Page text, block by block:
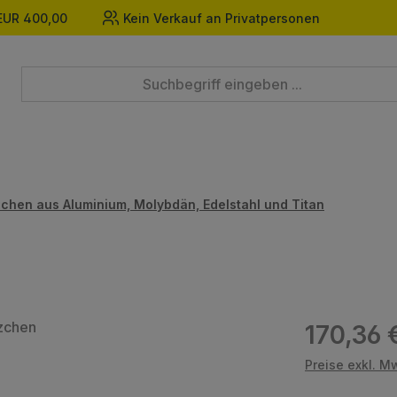
400,00 Kein Verkauf an Privatpersonen
aus Aluminium, Molybdän, Edelstahl und Titan
Regulärer
170,36
Preise exkl.